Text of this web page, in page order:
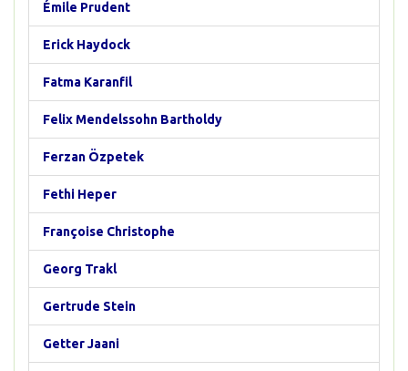
Émile Prudent
Erick Haydock
Fatma Karanfil
Felix Mendelssohn Bartholdy
Ferzan Özpetek
Fethi Heper
Françoise Christophe
Georg Trakl
Gertrude Stein
Getter Jaani